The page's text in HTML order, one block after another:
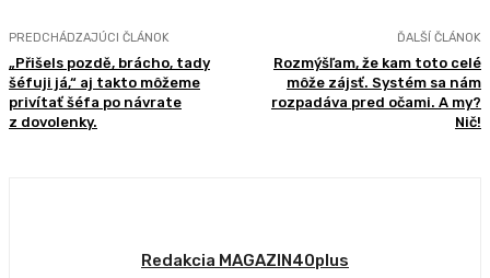
PREDCHÁDZAJÚCI ČLÁNOK
„Přišels pozdě, brácho, tady
šéfuji já,“ aj takto môžeme
privítať šéfa po návrate
z dovolenky.
ĎALŠÍ ČLÁNOK
Rozmýšľam, že kam toto celé
môže zájsť. Systém sa nám
rozpadáva pred očami. A my?
Nič!
Redakcia MAGAZIN40plus